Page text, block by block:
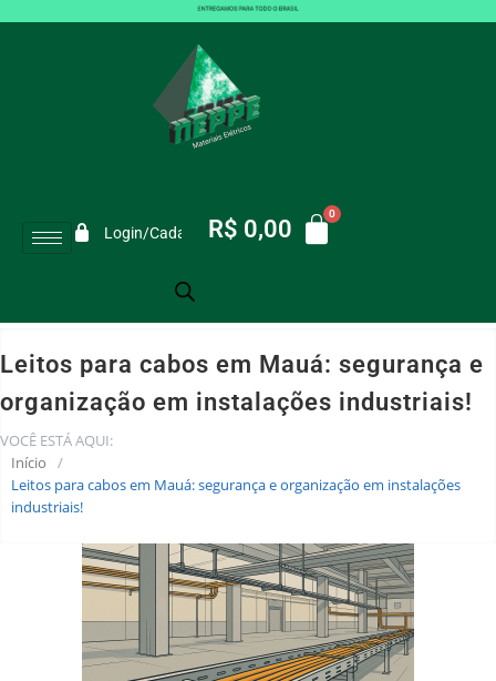
Login/CadastroR$ 0,00
Leitos para cabos em Mauá: segurança e
organização em instalações industriais!
VOCÊ ESTÁ AQUI:
Início
/
Leitos para cabos em Mauá: segurança e organização em instalações
industriais!